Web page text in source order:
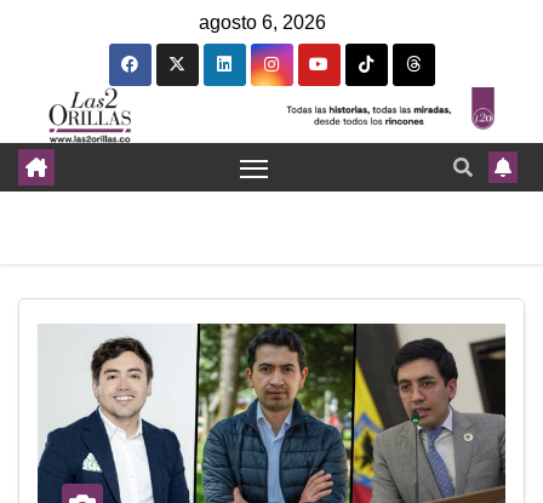
agosto 6, 2026